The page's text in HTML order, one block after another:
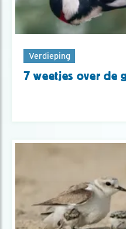
Verdieping
7 weetjes over de